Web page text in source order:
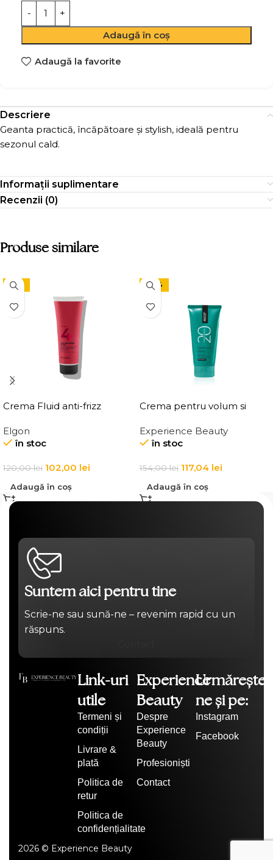
Adaugă în coș
Adaugă la favorite
Descriere
Geanta practică, încăpătoare și stylish, ideală pentru
sezonul cald.
Informații suplimentare
Recenzii (0)
Produse similare
-15%
Crema Fluid anti-frizz
Slick Anti-Frizz Fluid
Elgon
în stoc
120,00lei 102,00 lei
Adaugă în coș
-24%
Crema pentru volum si
Elgon 20 Volumizing
Thickening Cream
Experience Beauty
în stoc
154,00lei 117,04 lei
Adaugă în coș
Suntem aici pentru tine
Scrie-ne sau sună-ne – revenim rapid cu un
răspuns.
Link-uri
utile
Termeni și
condiții
Livrare &
plată
Politica de
retur
Politica de
confidențialitate
Experience
Beauty
Despre
Experience
Beauty
Profesioniști
Contact
Urmărește-
ne și pe:
Instagram
Facebook
2026 © Experience Beauty